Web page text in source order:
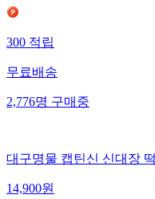
300 적립
무료배송
2,776명 구매중
대구명물 캡틴신 신대장
14,900원